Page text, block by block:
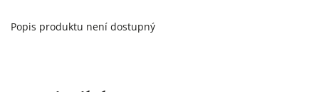
Popis produktu není dostupný